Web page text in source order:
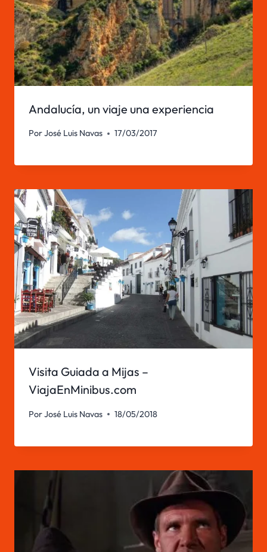
Andalucía, un viaje una experiencia
PorJosé Luis Navas 17/03/2017
Visita Guiada a Mijas –
ViajaEnMinibus.com
PorJosé Luis Navas 18/05/2018